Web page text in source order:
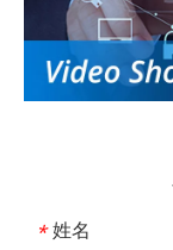
* 姓名